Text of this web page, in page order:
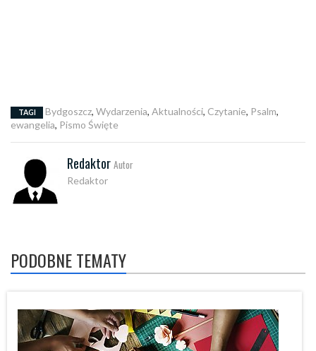
TAGI Bydgoszcz, Wydarzenia, Aktualności, Czytanie, Psalm,
ewangelia, Pismo Święte
Redaktor Autor
Redaktor
PODOBNE TEMATY